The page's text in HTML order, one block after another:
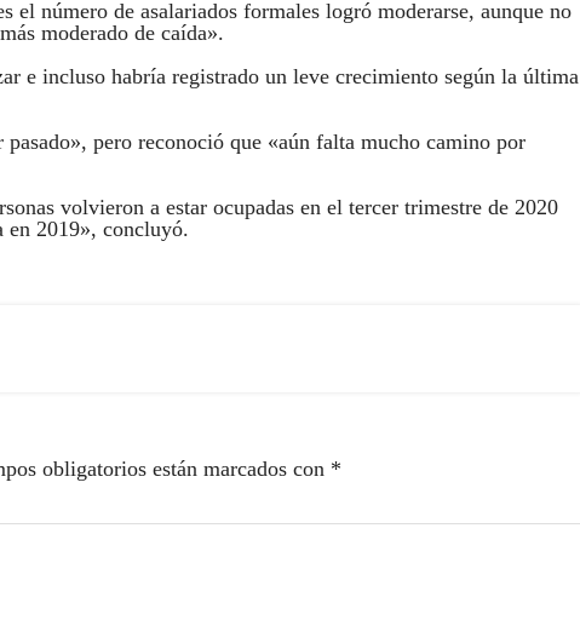
número de asalariados formales logró moderarse, aunque no
moderado de caída».
e incluso habría registrado un leve crecimiento según la última
pero reconoció que «aún falta mucho camino por
volvieron a estar ocupadas en el tercer trimestre de 2020
en 2019», concluyó.
obligatorios están marcados con *